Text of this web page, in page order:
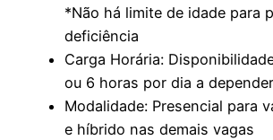
*Não há limite de idade para
deficiência
Carga Horária:
ou 6 horas por dia a
Modalidade: Presencial para
e híbrido nas demais vagas